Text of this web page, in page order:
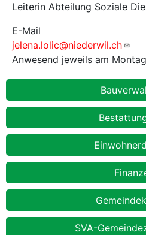
Leiterin Abteilung Soziale
E-Mail
jelena.lolic@niederwil.ch
Anwesend jeweils am
Abteilungen
SVA-